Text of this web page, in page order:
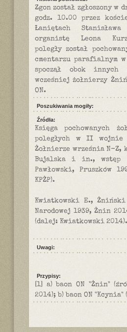
Zgon został zgłoszony w
godz. 10.00 przez
Łaniętach
organistę Leona
poległy został
cmentarzu parafialnym
spoczął obok innych
wcześniej żołnierzy
ON.
Poszukiwania mogiły:
Źródła:
Księga pochowanych
poległych w II
Żołnierze września N-Z,
Bujalska i in., wstęp
Pawłowski, Pruszków
KPŻP).
Kwiatkowski E.,
Narodowej 1939, Żnin
(dalej: Kwiatkowski 2014).
Uwagi:
Przypisy:
[1] a) baon ON "Żnin"
2014); b) baon ON "Kcynia"